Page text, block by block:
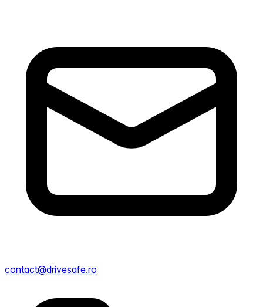
contact@drivesafe.ro